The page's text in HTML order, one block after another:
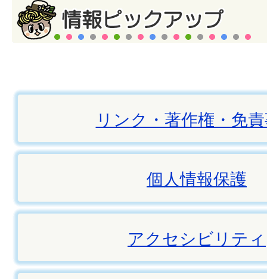
リンク・著作権・免
個人情報保護
アクセシビリティ